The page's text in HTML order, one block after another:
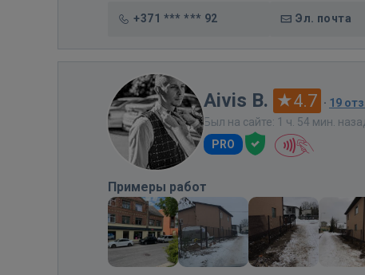
+371 *** *** 92 Эл. почта
Aivis B. 4.7 · 19
Был на сайте: 1 ч. 54 мин.
PRO
Примеры работ